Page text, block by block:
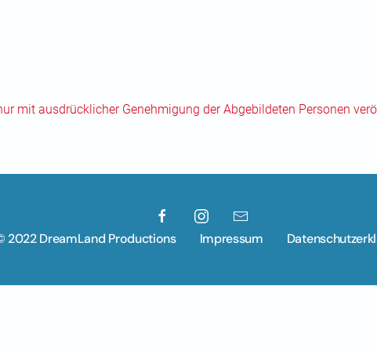
mit ausdrücklicher Genehmigung der Abgebildeten Personen
2022 DreamLand Productions Impressum